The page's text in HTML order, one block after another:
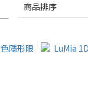
商品排序